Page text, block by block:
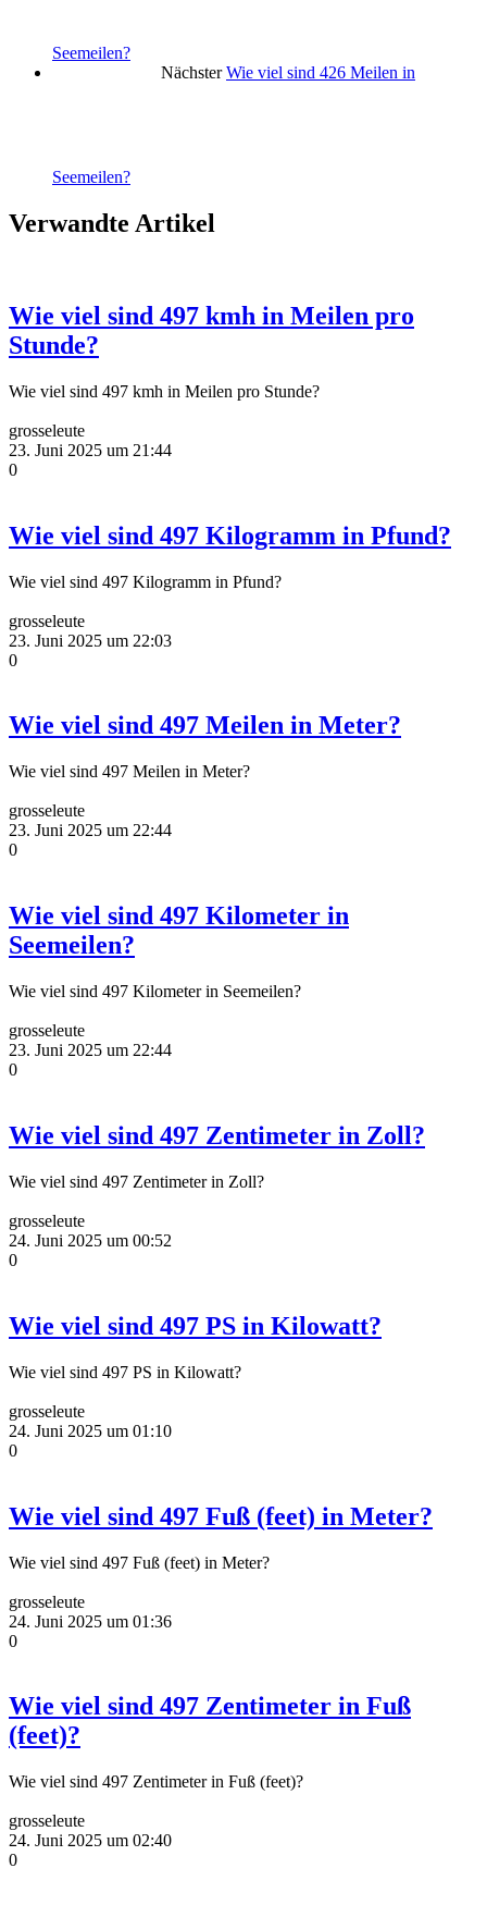
Seemeilen?
Nächster Wie viel sind 426 Meilen in
Seemeilen?
Verwandte Artikel
Wie viel sind 497 kmh in Meilen pro
Stunde?
Wie viel sind 497 kmh in Meilen pro Stunde?
grosseleute
23. Juni 2025 um 21:44
0
Wie viel sind 497 Kilogramm in Pfund?
Wie viel sind 497 Kilogramm in Pfund?
grosseleute
23. Juni 2025 um 22:03
0
Wie viel sind 497 Meilen in Meter?
Wie viel sind 497 Meilen in Meter?
grosseleute
23. Juni 2025 um 22:44
0
Wie viel sind 497 Kilometer in
Seemeilen?
Wie viel sind 497 Kilometer in Seemeilen?
grosseleute
23. Juni 2025 um 22:44
0
Wie viel sind 497 Zentimeter in Zoll?
Wie viel sind 497 Zentimeter in Zoll?
grosseleute
24. Juni 2025 um 00:52
0
Wie viel sind 497 PS in Kilowatt?
Wie viel sind 497 PS in Kilowatt?
grosseleute
24. Juni 2025 um 01:10
0
Wie viel sind 497 Fuß (feet) in Meter?
Wie viel sind 497 Fuß (feet) in Meter?
grosseleute
24. Juni 2025 um 01:36
0
Wie viel sind 497 Zentimeter in Fuß
(feet)?
Wie viel sind 497 Zentimeter in Fuß (feet)?
grosseleute
24. Juni 2025 um 02:40
0